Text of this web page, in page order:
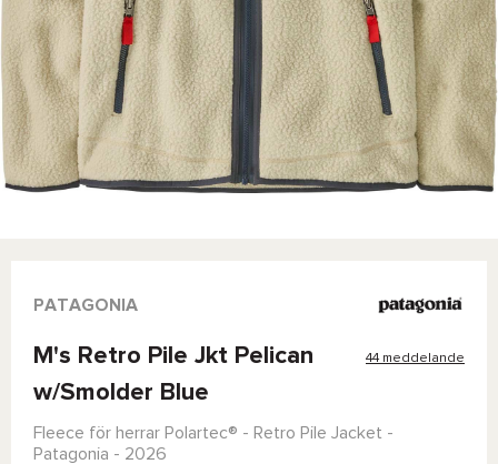
PATAGONIA
M's Retro Pile Jkt Pelican
w/Smolder Blue
44 meddelande
Fleece för herrar Polartec® - Retro Pile Jacket -
Patagonia - 2026